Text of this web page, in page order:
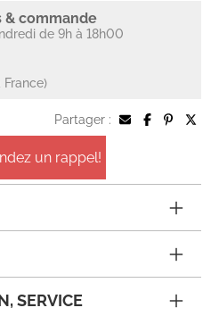
& commande
de 9h à 18h00
Partager :
un rappel!
SERVICE